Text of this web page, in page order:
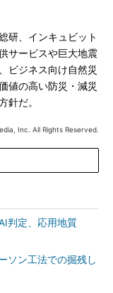
研、インキュビット
サービスや巨大地震
ビジネス向け自然災
値の高い防災・減災
針だ。
Inc. All Rights Reserved.
判定、応用地質
ソン工法での掘残し